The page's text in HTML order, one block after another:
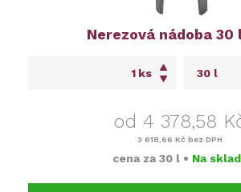
Nerezová nádoba 30
ks
od 4 378,58
3 618,66 Kč bez DPH
cena za 30 l • Na